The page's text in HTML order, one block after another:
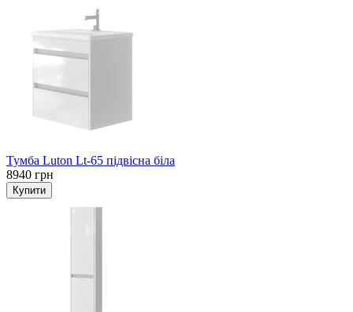
Тумба Luton Lt-65 підвісна біла
8940 грн